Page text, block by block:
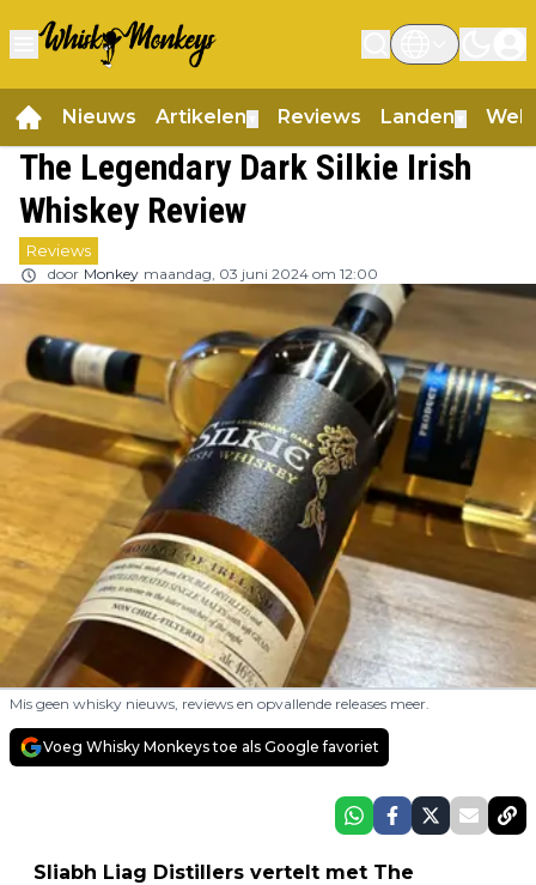
Nieuws Artikelen Reviews Landen
The Legendary Dark Silkie Irish
Whiskey Review
Reviews
door Monkey maandag, 03 juni 2024 om 12:00
Mis geen whisky nieuws, reviews en opvallende releases meer.
Voeg Whisky Monkeys toe als Google favoriet
Sliabh Liag Distillers vertelt met The